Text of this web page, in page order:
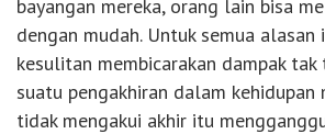
bayangan mereka, orang lain bisa
dengan mudah. Untuk semua alasan
kesulitan membicarakan dampak
suatu pengakhiran dalam kehidupan
tidak mengakui akhir itu